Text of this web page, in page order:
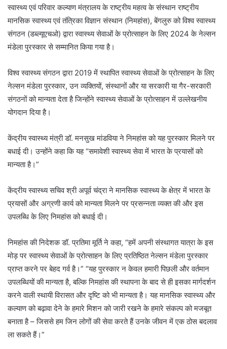
स्वास्थ्य एवं परिवार कल्याण मंत्रालय के राष्ट्रीय महत्व के संस्थान राष्ट्रीय
मानसिक स्वास्थ्य एवं तंत्रिका विज्ञान संस्थान (निमहांस), बेंगलुरु को विश्व स्वास्थ्य
संगठन (डब्ल्यूएचओ) द्वारा स्वास्थ्य सेवाओं के प्रोत्साहन के लिए 2024 के नेल्सन
मंडेला पुरस्कार से सम्मानित किया गया है।
विश्व स्वास्थ्य संगठन द्वारा 2019 में स्थापित स्वास्थ्य सेवाओं के प्रोत्साहन के लिए
नेल्सन मंडेला पुरस्कार, उन व्यक्तियों, संस्थानों और या सरकारी या गैर-सरकारी
संगठनों को मान्यता देता है जिन्होंने स्वास्थ्य सेवाओं के प्रोत्साहन में उल्लेखनीय
योगदान दिया है।
केंद्रीय स्वास्थ्य मंत्री डॉ. मनसुख मांडविया ने निमहांस को यह पुरस्कार मिलने पर
बधाई दी। उन्होंने कहा कि यह “समावेशी स्वास्थ्य सेवा में भारत के प्रयासों को
मान्यता है।”
केंद्रीय स्वास्थ्य सचिव श्री अपूर्व चंद्रा ने मानसिक स्वास्थ्य के क्षेत्र में भारत के
प्रयासों और अग्रणी कार्य को मान्यता मिलने पर प्रसन्नता व्यक्त की और इस
उपलब्धि के लिए निमहांस को बधाई दी।
निमहांस की निदेशक डॉ. प्रतिमा मूर्ति ने कहा, “हमें अपनी संस्थागत यात्रा के इस
मोड़ पर स्वास्थ्य सेवाओं के प्रोत्साहन के लिए प्रतिष्ठित नेल्सन मंडेला पुरस्कार
प्राप्त करने पर बेहद गर्व है।” “यह पुरस्कार न केवल हमारी पिछली और वर्तमान
उपलब्धियों की मान्यता है, बल्कि निमहांस की स्थापना के बाद से ही इसका मार्गदर्शन
करने वाली स्थायी विरासत और दृष्टि को भी मान्यता है। यह मानसिक स्वास्थ्य और
कल्याण को बढ़ावा देने के हमारे मिशन को जारी रखने के हमारे संकल्प को मजबूत
बनाता है – जिससे हम जिन लोगों की सेवा करते हैं उनके जीवन में एक ठोस बदलाव
ला सकते हैं।”